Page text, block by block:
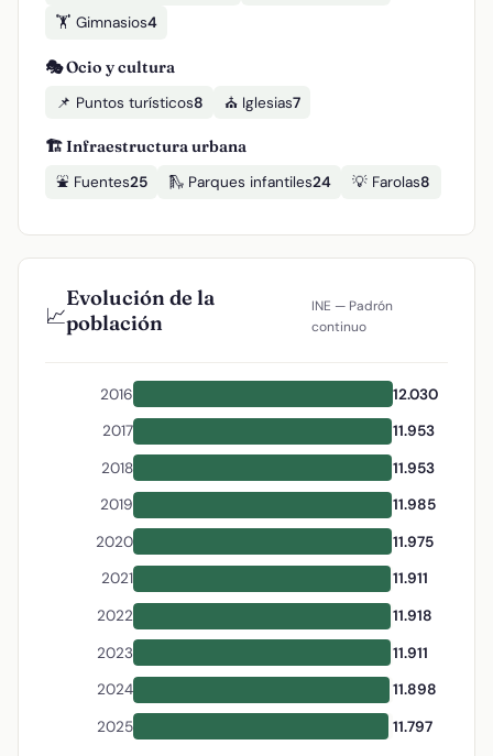
🏋️ Gimnasios4
🎭 Ocio y cultura
📌 Puntos turísticos8 ⛪ Iglesias7
🏗️ Infraestructura urbana
⛲ Fuentes25 🛝 Parques infantiles24 💡 Farolas8
📈
Evolución de la
población
INE — Padrón
continuo
2016
12.030
2017
11.953
2018
11.953
2019
11.985
2020
11.975
2021
11.911
2022
11.918
2023
11.911
2024
11.898
2025
11.797